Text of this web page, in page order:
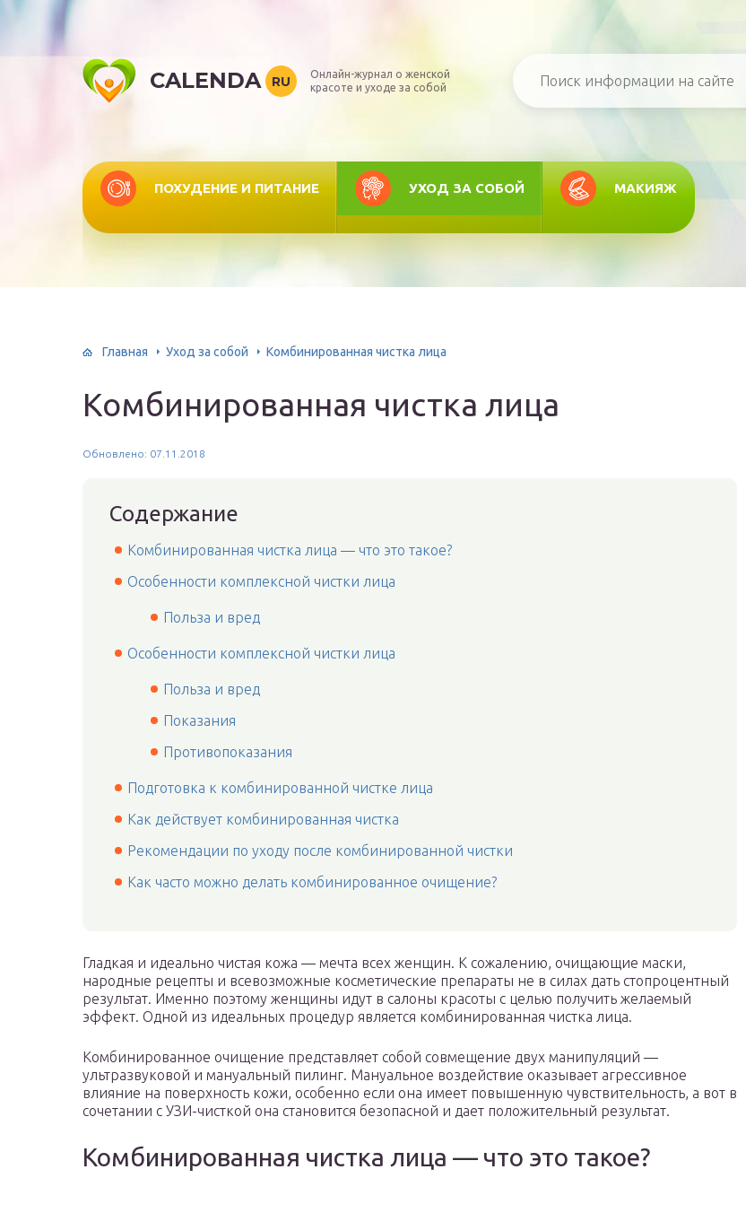
CALENDA RU
Онлайн-журнал о женской
красоте и уходе за собой
ПОХУДЕНИЕ И ПИТАНИЕ УХОД ЗА СОБОЙ МАКИЯЖ
Главная Уход за собой Комбинированная чистка лица
Комбинированная чистка лица
Обновлено: 07.11.2018
Содержание
Комбинированная чистка лица — что это такое?
Особенности комплексной чистки лица
Польза и вред
Особенности комплексной чистки лица
Польза и вред
Показания
Противопоказания
Подготовка к комбинированной чистке лица
Как действует комбинированная чистка
Рекомендации по уходу после комбинированной чистки
Как часто можно делать комбинированное очищение?
Гладкая и идеально чистая кожа — мечта всех женщин. К сожалению, очищающие маски,
народные рецепты и всевозможные косметические препараты не в силах дать стопроцентный
результат. Именно поэтому женщины идут в салоны красоты с целью получить желаемый
эффект. Одной из идеальных процедур является комбинированная чистка лица.
Комбинированное очищение представляет собой совмещение двух манипуляций —
ультразвуковой и мануальный пилинг. Мануальное воздействие оказывает агрессивное
влияние на поверхность кожи, особенно если она имеет повышенную чувствительность, а вот в
сочетании с УЗИ-чисткой она становится безопасной и дает положительный результат.
Комбинированная чистка лица — что это такое?